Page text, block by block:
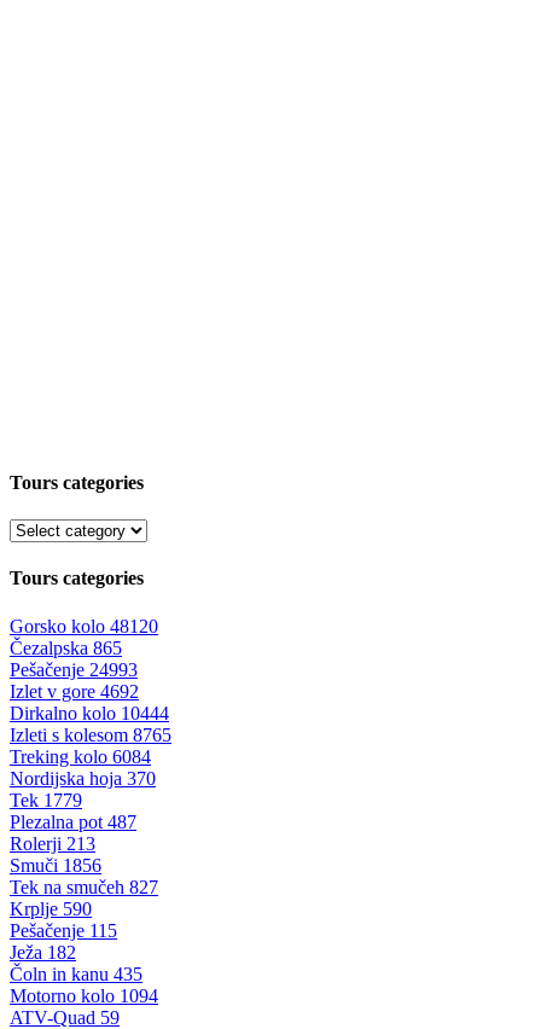
Tours categories
Tours categories
Gorsko kolo 48120
Čezalpska 865
Pešačenje 24993
Izlet v gore 4692
Dirkalno kolo 10444
Izleti s kolesom 8765
Treking kolo 6084
Nordijska hoja 370
Tek 1779
Plezalna pot 487
Rolerji 213
Smuči 1856
Tek na smučeh 827
Krplje 590
Pešačenje 115
Ježa 182
Čoln in kanu 435
Motorno kolo 1094
ATV-Quad 59